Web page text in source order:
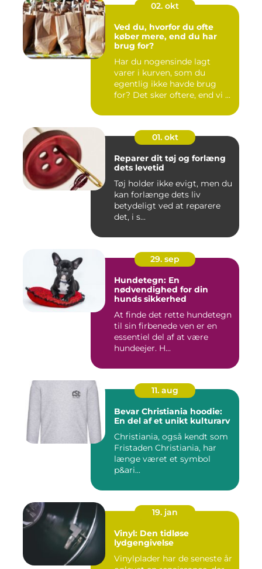
02. okt
Ved du, hvorfor du ofte
køber mere, end du har
brug for?
Har du nogensinde lagt
varer i kurven, som du
egentlig ikke havde brug
for? Det sker oftere, end vi ...
01. okt
Reparer dit tøj og forlæng
dets levetid
Tøj holder ikke evigt, men du
kan forlænge dets liv
betydeligt ved at reparere
det, i s...
29. sep
Hundetegn: En
nødvendighed for din
hunds sikkerhed
At finde det rette hundetegn
til sin firbenede ven er en
essentiel del af at være
hundeejer. H...
11. aug
Bevar Christiania hoodie:
En del af et unikt kulturarv
Christiania, også kendt som
Fristaden Christiania, har
længe været et symbol
p&ari...
19. jan
Vinyl: Den tidløse
lydgengivelse
Vinylplader har de seneste år